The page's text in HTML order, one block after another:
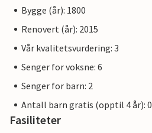
Bygge (år): 1800
Renovert (år): 2015
Vår kvalitetsvurdering: 3
Senger for voksne: 6
Senger for barn: 2
Antall barn gratis (opptil 4 år): 0
Fasiliteter